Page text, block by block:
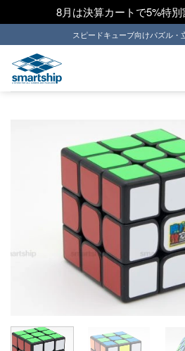
8月は決算カートで5%特別
to
content
スピードキューブ向けパズル・